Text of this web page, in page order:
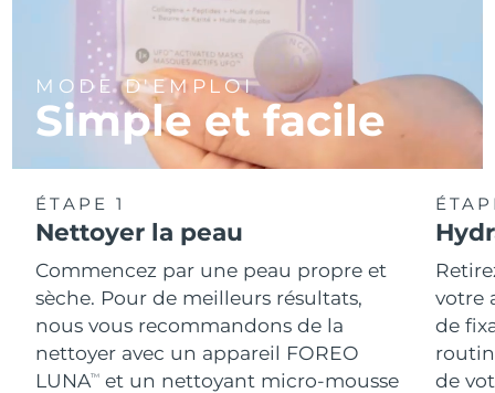
MODE D'EMPLOI
Simple et facile
ÉTAPE 1
Nettoyer la peau
Commencez par une peau propre et
sèche. Pour de meilleurs résultats,
nous vous recommandons de la
nettoyer avec un appareil FOREO
LUNATM
et un nettoyant micro-mousse
votre
de
de